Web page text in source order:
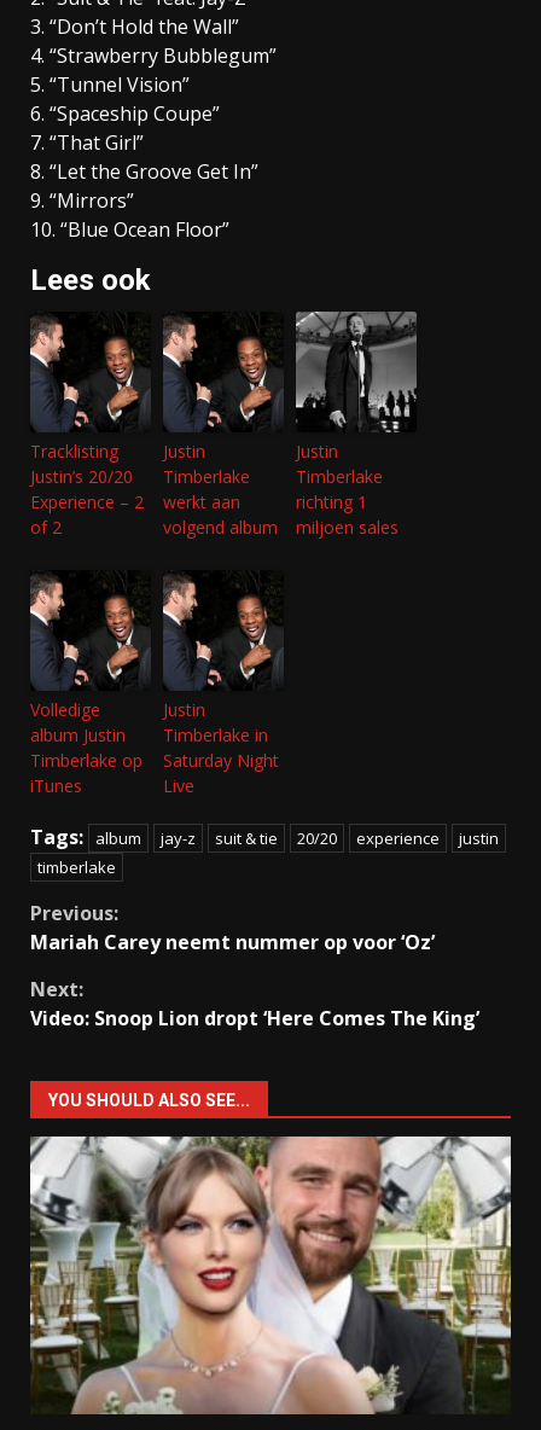
3. “Don’t Hold the Wall”
4. “Strawberry Bubblegum”
5. “Tunnel Vision”
6. “Spaceship Coupe”
7. “That Girl”
8. “Let the Groove Get In”
9. “Mirrors”
10. “Blue Ocean Floor”
Lees ook
Tracklisting
Justin’s 20/20
Experience – 2
of 2
Justin
Timberlake
werkt aan
volgend album
Justin
Timberlake
richting 1
miljoen sales
Volledige
album Justin
Timberlake op
iTunes
Justin
Timberlake in
Saturday Night
Live
Tags: album jay-z suit & tie 20/20 experience
justin
timberlake
Continue
Reading
Previous:
Mariah Carey neemt nummer op voor ‘Oz’
Next:
Video: Snoop Lion dropt ‘Here Comes The King’
YOU SHOULD ALSO SEE...